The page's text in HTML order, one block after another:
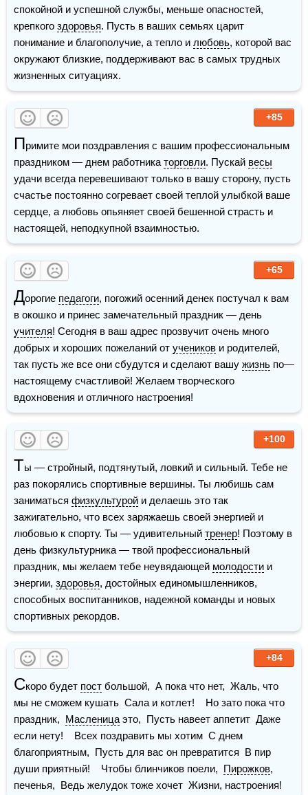
спокойной и успешной службы, меньше опасностей,
крепкого здоровья. Пусть в ваших семьях царит
понимание и благополучие, а тепло и любовь, которой вас
окружают близкие, поддерживают вас в самых трудных
жизненных ситуациях.
+85
Примите мои поздравления с вашим профессиональным
праздником — днем работника торговли. Пускай весы
удачи всегда перевешивают только в вашу сторону, пусть
счастье постоянно согревает своей теплой улыбкой ваше
сердце, а любовь опьяняет своей бешенной страсть и
настоящей, неподкупной взаимностью.
+65
Дорогие педагоги, погожий осенний денек постучал к вам
учителя! Сегодня в ваш адрес прозвучит очень много
добрых и хороших пожеланий от учеников и родителей,
так пусть же все они сбудутся и сделают вашу жизнь по—
настоящему счастливой! Желаем творческого
вдохновения и отличного настроения!
+100
Ты — стройный, подтянутый, ловкий и сильный. Тебе не
раз покорялись спортивные вершины. Ты любишь сам
заниматься физкультурой и делаешь это так
зажигательно, что всех заряжаешь своей энергией и
любовью к спорту. Ты — удивительный тренер! Поэтому в
день физкультурника — твой профессиональный
праздник, мы желаем тебе неувядающей молодости и
энергии, здоровья, достойных единомышленников,
способных воспитанников, надежной команды и новых
спортивных рекордов.
+84
Скоро будет пост большой,  А пока что нет,  Жаль, что
мы не сможем кушать  Сала и котлет!    Но зато пока что
праздник, Масленица это,  Пусть навеет аппетит  Даже
если нету!    Всех поздравить мы хотим  С днем
благоприятным,  Пусть для вас он превратится  В пир
души приятный!    Чтобы блинчиков поели, Пирожков,
печенья,  Ведь желудок тоже хочет  Жизни, настроения!